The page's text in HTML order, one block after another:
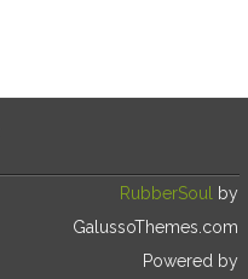
RubberSoul
by
GalussoThemes.com
Powered by